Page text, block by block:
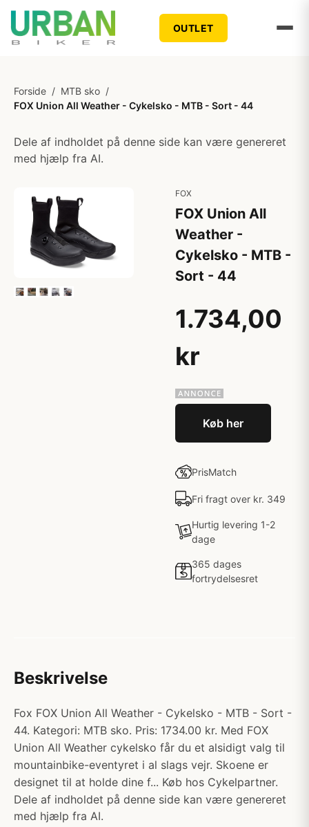
OUTLET
Forside / MTB sko /
FOX Union All Weather - Cykelsko - MTB - Sort - 44
Dele af indholdet på denne side kan være genereret
med hjælp fra AI.
FOX
FOX Union All
Weather -
Cykelsko - MTB -
Sort - 44
1.734,00
kr
Køb her
PrisMatch
Fri fragt over kr. 349
Hurtig levering 1-2
dage
365 dages
fortrydelsesret
Beskrivelse
Fox FOX Union All Weather - Cykelsko - MTB - Sort -
44. Kategori: MTB sko. Pris: 1734.00 kr. Med FOX
Union All Weather cykelsko får du et alsidigt valg til
mountainbike-eventyret i al slags vejr. Skoene er
designet til at holde dine f... Køb hos Cykelpartner.
Dele af indholdet på denne side kan være genereret
med hjælp fra AI.